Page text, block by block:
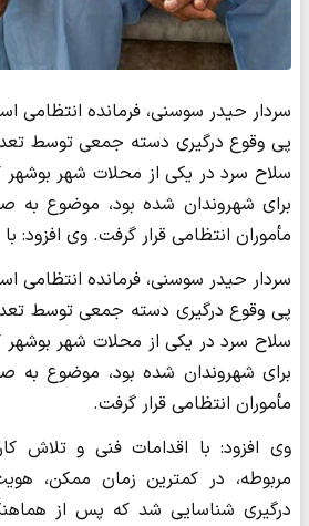
سردار حیدر سوسنی، فرمانده انتظامی
پی وقوع درگیری دسته جمعی توسط
سلاح سرد در یکی از محلات شهر
برای شهروندان شده بود، موضوع به
مأموران انتظامی قرار گرفت. وی افزود:
سردار حیدر سوسنی، فرمانده انتظامی
پی وقوع درگیری دسته جمعی توسط
سلاح سرد در یکی از محلات شهر
برای شهروندان شده بود، موضوع به
مأموران انتظامی قرار گرفت.
وی افزود: با اقدامات فنی و تلاش
مربوطه، در کمترین زمان ممکن،
درگیری شناسایی شد که پس از